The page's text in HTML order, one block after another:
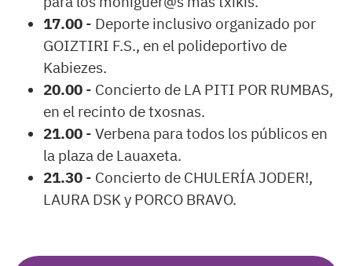
17.00 - Deporte inclusivo organizado por
GOIZTIRI F.S., en el polideportivo de
Kabiezes.
20.00 - Concierto de LA PITI POR RUMBAS,
en el recinto de txosnas.
21.00 - Verbena para todos los públicos en
la plaza de Lauaxeta.
21.30 - Concierto de CHULERÍA JODER!,
LAURA DSK y PORCO BRAVO.